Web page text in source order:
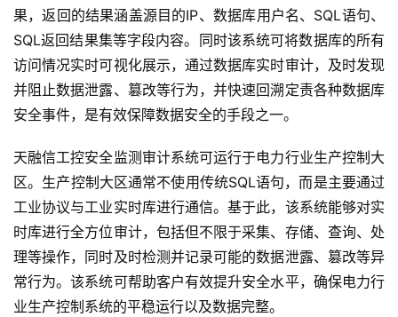
果，返回的结果涵盖源目的IP、数据库用户名、SQL语句、
SQL返回结果集等字段内容。同时该系统可将数据库的所有
访问情况实时可视化展示，通过数据库实时审计，及时发现
并阻止数据泄露、篡改等行为，并快速回溯定责各种数据库
安全事件，是有效保障数据安全的手段之一。
天融信工控安全监测审计系统可运行于电力行业生产控制大
区。生产控制大区通常不使用传统SQL语句，而是主要通过
工业协议与工业实时库进行通信。基于此，该系统能够对实
时库进行全方位审计，包括但不限于采集、存储、查询、处
理等操作，同时及时检测并记录可能的数据泄露、篡改等异
常行为。该系统可帮助客户有效提升安全水平，确保电力行
业生产控制系统的平稳运行以及数据完整。